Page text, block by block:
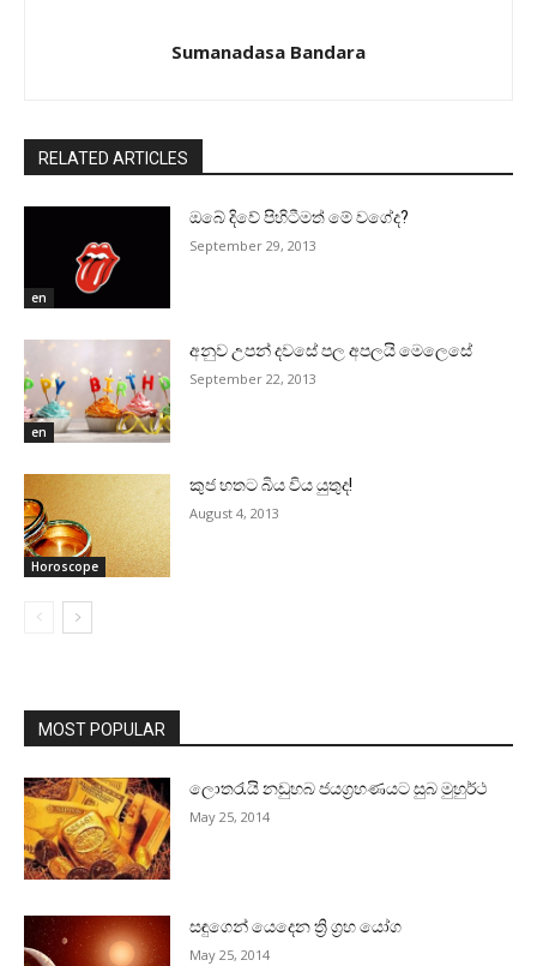
Sumanadasa Bandara
RELATED ARTICLES
en
ඔබේ දිවේ පිහිටීමත් මේ වගේද?
September 29, 2013
en
අනුව උපන් දවසේ පල අපලයි මෙලෙසේ
September 22, 2013
Horoscope
කුජ හතට බිය විය යුතුද!
August 4, 2013
MOST POPULAR
ලොතරැයි නඩුහබ ජයග්‍රහණයට සුබ මුහුර්ථ
May 25, 2014
සඳුගෙන් යෙදෙන ත්‍රි ග්‍රහ යෝග
May 25, 2014